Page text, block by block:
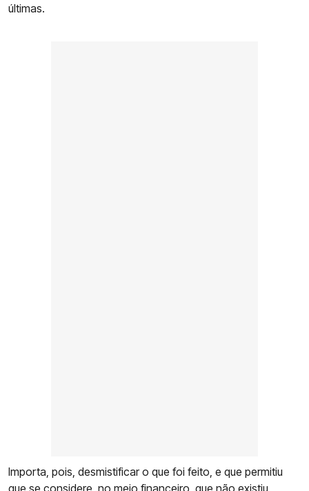
últimas.
Importa, pois, desmistificar o que foi feito, e que permitiu
que se considere, no meio financeiro, que não existiu